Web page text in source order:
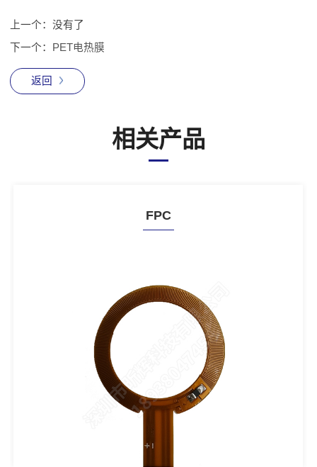
上一个： 没有了
下一个：
PET电热膜
返回
相关产品
FPC